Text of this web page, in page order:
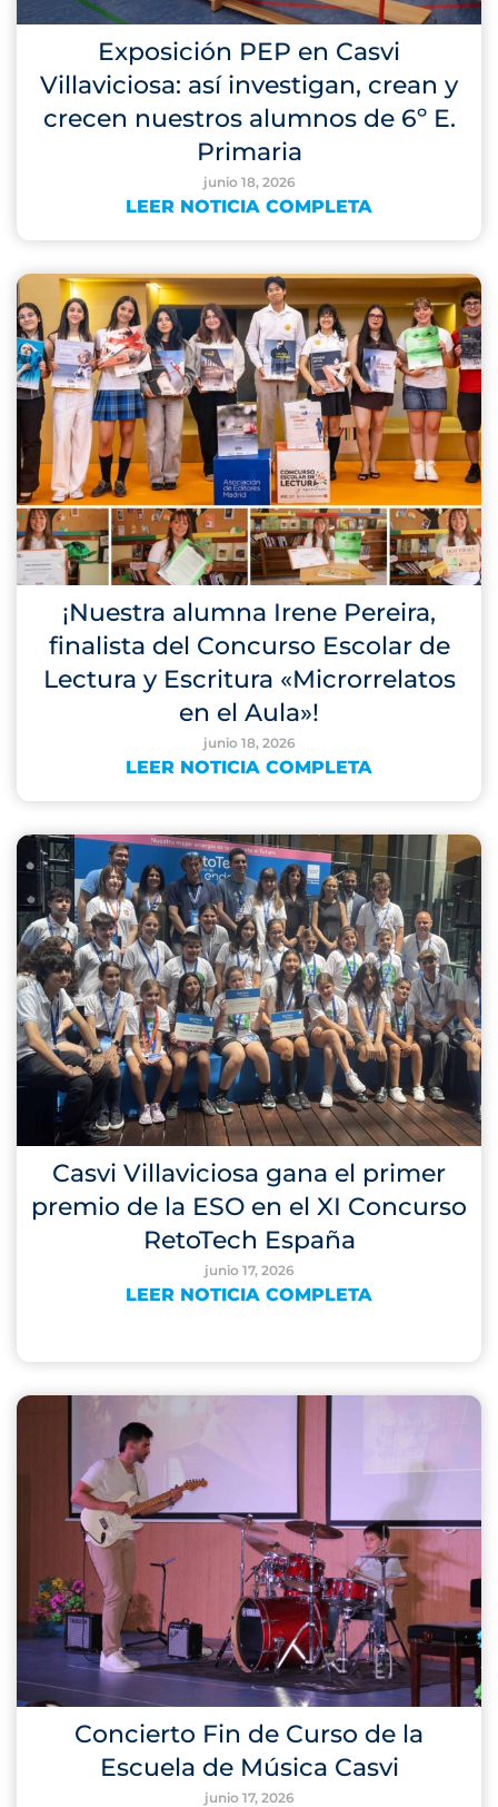
Exposición PEP en Casvi
Villaviciosa: así investigan, crean y
crecen nuestros alumnos de 6º E.
Primaria
junio 18, 2026
LEER NOTICIA COMPLETA
¡Nuestra alumna Irene Pereira,
finalista del Concurso Escolar de
Lectura y Escritura «Microrrelatos
en el Aula»!
junio 18, 2026
LEER NOTICIA COMPLETA
Casvi Villaviciosa gana el primer
premio de la ESO en el XI Concurso
RetoTech España
junio 17, 2026
LEER NOTICIA COMPLETA
Concierto Fin de Curso de la
Escuela de Música Casvi
junio 17, 2026